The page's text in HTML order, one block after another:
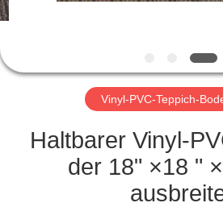
TRETEN
MIT
Vinyl-PVC-Teppich-
Haltbarer Vinyl-
der 18" ×18 "